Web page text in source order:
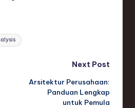
Next Post
Arsitektur Perusahaan:
Panduan Lengkap
untuk Pemula